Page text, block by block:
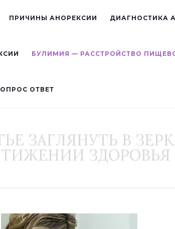
ПРИЧИНЫ АНОРЕКСИИ ДИАГНОСТИКА
БУЛИМИЯ — РАССТРОЙСТВО
ОТВЕТ
ЗАГЛЯНУТЬ В
ЗДОРОВЬЯ